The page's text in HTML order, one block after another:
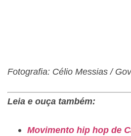
Fotografia: Célio Messias /
Leia e ouça também:
Movimento hip hop de